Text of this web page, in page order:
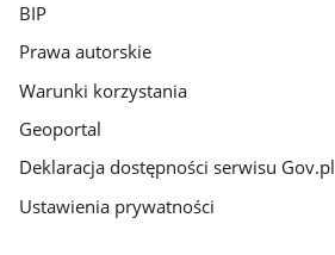
BIP
Prawa autorskie
Warunki korzystania
Geoportal
Deklaracja dostępności serwisu Gov.pl
Ustawienia prywatności